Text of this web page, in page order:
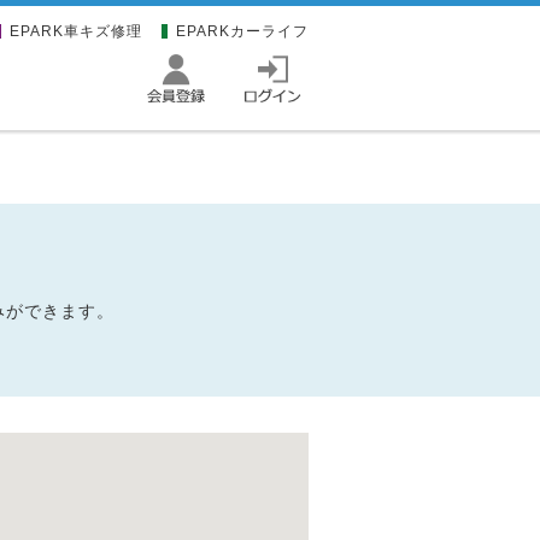
EPARK車キズ修理 EPARKカーライフ
できます。